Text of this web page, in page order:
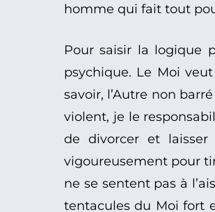
homme qui fait tout
Pour saisir la logique
psychique. Le Moi
savoir, l’Autre non
violent, je le
de divorcer et
vigoureusement pour
ne se sentent pas à
tentacules du Moi fort